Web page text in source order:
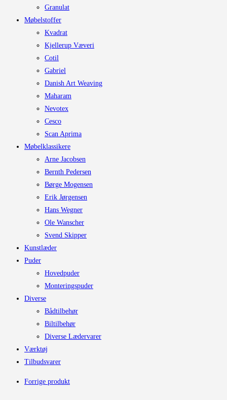
Granulat
Møbelstoffer
Kvadrat
Kjellerup Væveri
Cotil
Gabriel
Danish Art Weaving
Maharam
Nevotex
Cesco
Scan Aprima
Møbelklassikere
Arne Jacobsen
Bernth Pedersen
Børge Mogensen
Erik Jørgensen
Hans Wegner
Ole Wanscher
Svend Skipper
Kunstlæder
Puder
Hovedpuder
Monteringspuder
Diverse
Bådtilbehør
Biltilbehør
Diverse Lædervarer
Værktøj
Tilbudsvarer
Forrige produkt